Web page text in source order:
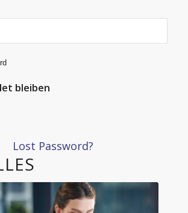
bleiben
Lost Password?